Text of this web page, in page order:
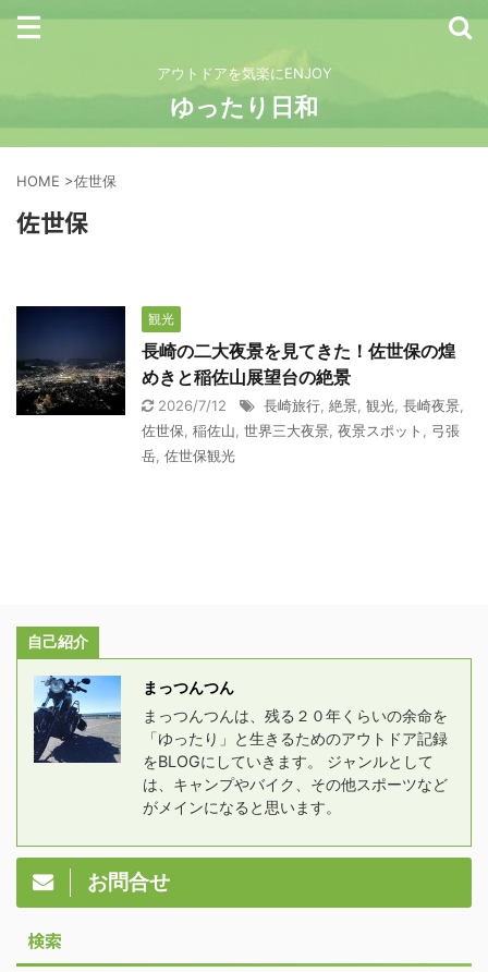
アウトドアを気楽にENJOY
ゆったり日和
HOME >佐世保
佐世保
観光
長崎の二大夜景を見てきた！佐世保の煌
めきと稲佐山展望台の絶景
2026/7/12 長崎旅行 絶景 観光 長崎夜景
佐世保 稲佐山 世界三大夜景 夜景スポット
弓張
岳 佐世保観光
自己紹介
まっつんつん
まっつんつんは、残る２０年くらいの余命を
「ゆったり」と生きるためのアウトドア記録
をBLOGにしていきます。 ジャンルとして
は、キャンプやバイク、その他スポーツなど
がメインになると思います。
お問合せ
検索